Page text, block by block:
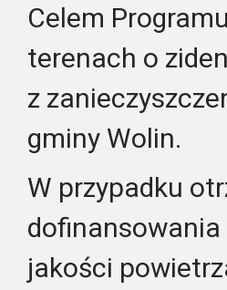
Celem
terenach o
z
gminy Wolin.
W przypadku
dofinansowania
jakości